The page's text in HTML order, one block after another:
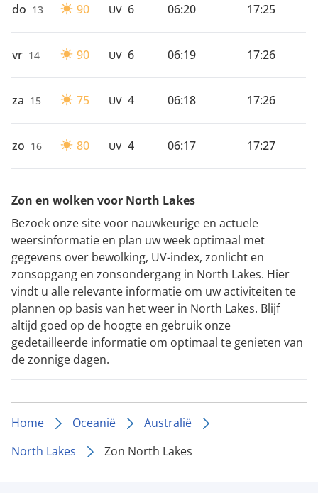
do 13 90 UV 6 06:20 17:25
vr 14 90 UV 6 06:19 17:26
za 15 75 UV 4 06:18 17:26
zo 16 80 UV 4 06:17 17:27
Zon en wolken voor North Lakes
Bezoek onze site voor nauwkeurige en actuele
weersinformatie en plan uw week optimaal met
gegevens over bewolking, UV-index, zonlicht en
zonsopgang en zonsondergang in North Lakes. Hier
vindt u alle relevante informatie om uw activiteiten te
plannen op basis van het weer in North Lakes. Blijf
altijd goed op de hoogte en gebruik onze
gedetailleerde informatie om optimaal te genieten van
de zonnige dagen.
Home Oceanië
Australië
North Lakes
Zon North Lakes